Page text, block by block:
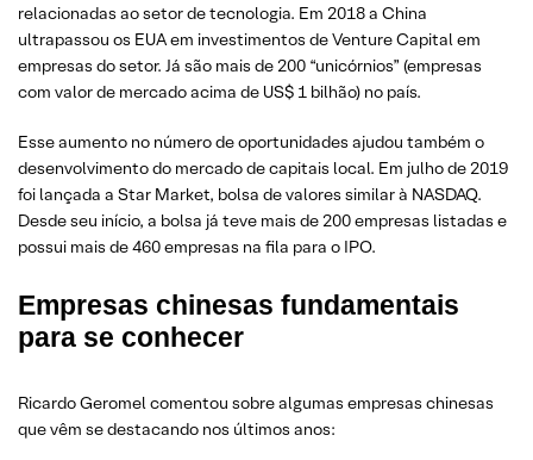
relacionadas ao setor de tecnologia. Em 2018 a China
ultrapassou os EUA em investimentos de Venture Capital em
empresas do setor. Já são mais de 200 “unicórnios” (empresas
com valor de mercado acima de US$ 1 bilhão) no país.
Esse aumento no número de oportunidades ajudou também o
desenvolvimento do mercado de capitais local. Em julho de 2019
foi lançada a Star Market, bolsa de valores similar à NASDAQ.
Desde seu início, a bolsa já teve mais de 200 empresas listadas e
possui mais de 460 empresas na fila para o IPO.
Empresas chinesas fundamentais
para se conhecer
Ricardo Geromel comentou sobre algumas empresas chinesas
que vêm se destacando nos últimos anos: